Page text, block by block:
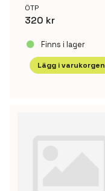
ÖTP
320 kr
Finns i lager
Lägg i varukorgen